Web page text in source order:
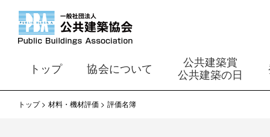
トップ 協会について
公共建築賞
公共建築の日
トップ 材料・機材評価 評価名簿